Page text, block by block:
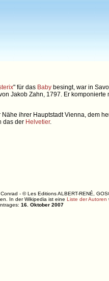
" für das Baby besingt, war in
Jakob Zahn, 1797. Er komponierte
ihrer Hauptstadt Vienna, dem
das der Helvetier.
- © Les Editions ALBERT-RENÉ,
In der Wikipedia ist eine Liste der Autoren
16. Oktober 2007